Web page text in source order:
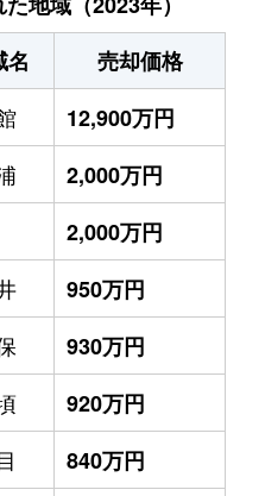
名
売却価格
12,900万円
2,000万円
2,000万円
950万円
930万円
920万円
840万円